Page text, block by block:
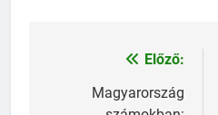
Bejegyzés
navigáció
Előző:
Magyarország